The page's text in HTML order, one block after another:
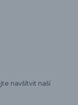
navšítvit naší